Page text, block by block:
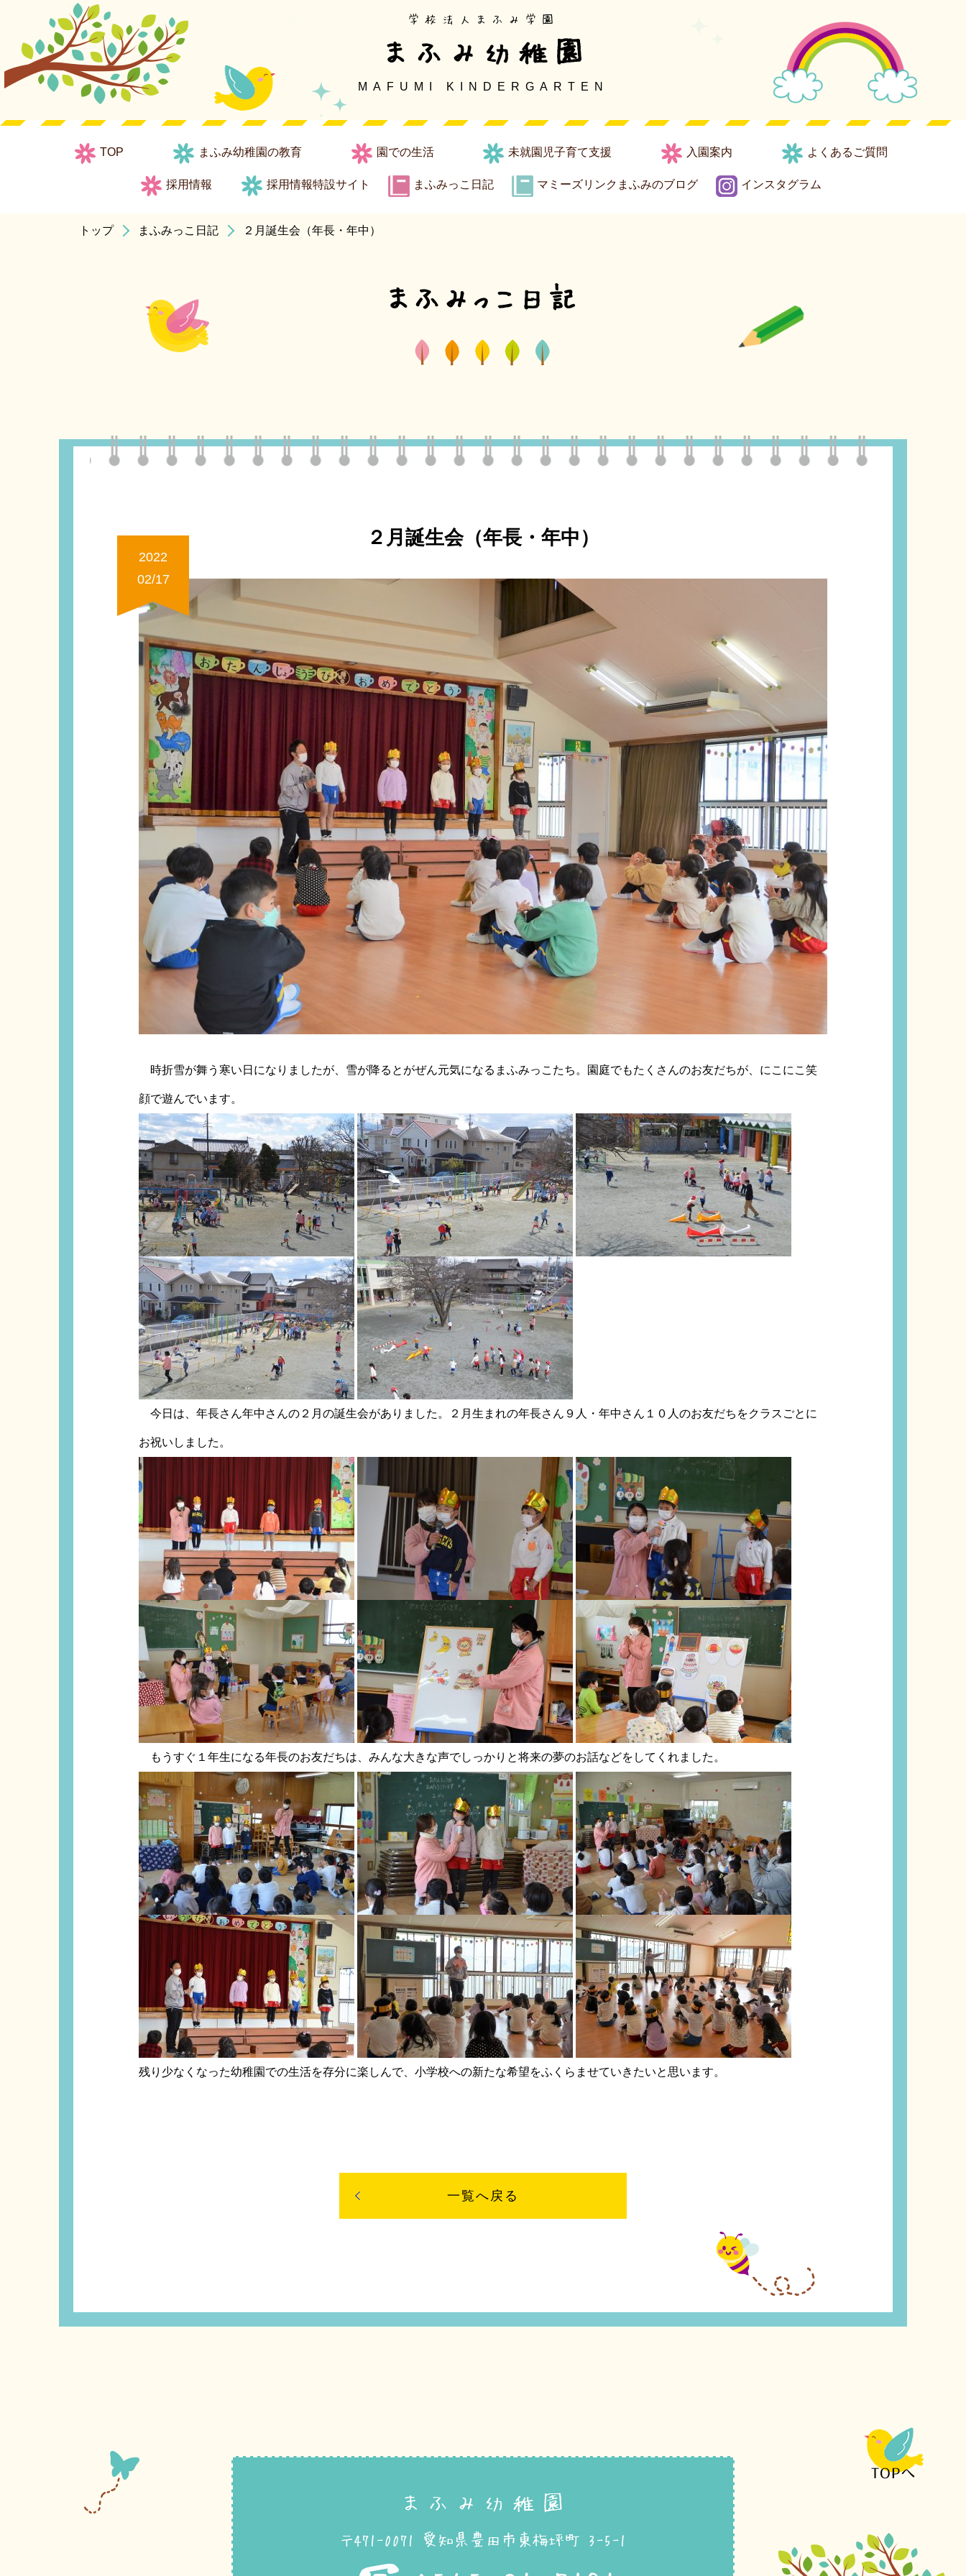
学校法人まふみ学園
まふみ幼稚園
MAFUMI KINDERGARTEN
TOP まふみ幼稚園の教育 園での生活 未就園児子育て支援 入園案内 よくあるご質問
採用情報 採用情報特設サイト まふみっこ日記 マミーズリンクまふみのブログ インスタグラム
トップ まふみっこ日記 ２月誕生会（年長・年中）
まふみっこ日記
２月誕生会（年長・年中）
2022
02/17
時折雪が舞う寒い日になりましたが、雪が降るとがぜん元気になるまふみっこたち。園庭でもたくさんのお友だちが、にこにこ笑
顔で遊んでいます。
今日は、年長さん年中さんの２月の誕生会がありました。２月生まれの年長さん９人・年中さん１０人のお友だちをクラスごとに
お祝いしました。
もうすぐ１年生になる年長のお友だちは、みんな大きな声でしっかりと将来の夢のお話などをしてくれました。
残り少なくなった幼稚園での生活を存分に楽しんで、小学校への新たな希望をふくらませていきたいと思います。
一覧へ戻る
まふみ幼稚園
〒471-0071 愛知県豊田市東梅坪町 3-5-1